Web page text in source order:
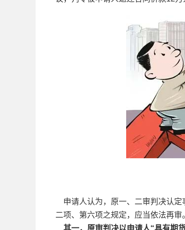
申请人认为，原一、二审判决认定
二项、第六项之规定，应当依法再审
其一，原审判决以申请人“具有期